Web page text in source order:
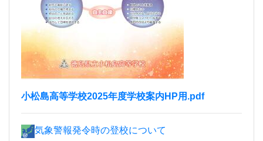
小松島高等学校2025年度学校案内HP用.pdf
気象警報発令時の登校について